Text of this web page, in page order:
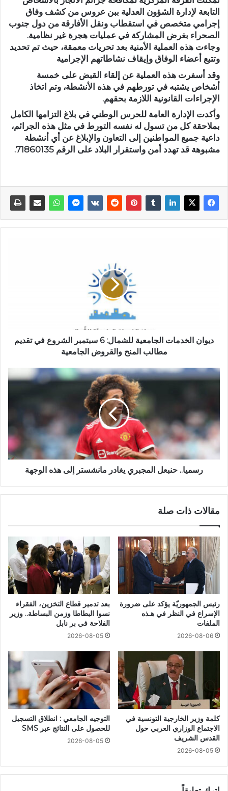
التابعة لإدارة الشؤون العدلية ببن عروس من كشف وفاق
إجرامي متخصص في استقطاب ونقل الأفارقة من دول جنوب
الصحراء بغرض المشاركة في عمليات هجرة غير نظامية.
وجاءت هذه العملية الأمنية بعد تحريات معمقة، حيث تم تحديد
وتتبع أعضاء الوفاق وإيقاف نشاطاتهم الإجرامية
وقد أسفرت هذه العملية عن إلقاء القبض على خمسة
أشخاص يشتبه في تورطهم في هذه الأنشطة، وتم اتخاذ
الإجراءات القانونية اللازمة بحقهم.
وأكدت الإدارة العامة للحرس الوطني في بلاغ التزامها الكامل
بملاحقة كل من تسول له نفسه التورط في مثل هذه الجرائم،
داعية جميع المواطنين إلى التعاون والإبلاغ عن أي أنشطة
مشبوهة قد تهدد أمن واستقرار البلاد على الرقم 71860135.
ديوان الخدمات الجامعية للشمال: 6 سبتمبر الشروع في تقديم
مطالب المنح والقروض الجامعية
رسميا.. حنبعل المجبري يغادر مانشستر إلى هذه الوجهة
مقالات ذات صلة
رئيس الجمهوريّة يؤكد على ضرورة
الإسراع في النظر في هـذه
الملفات
2026-08-06
بعد تدمير قطاع التخزين، الفقراء
نسوا البطاطا وزمن البساطة.. وزير
الفلاحة في بر نابل
2026-08-05
كلمة وزير الخارجية التونسية في
الاجتماع الوزاري العربي حول
القدس الشريف
2026-08-05
التوجيه الجامعي : انطلاق التسجيل
للحصول على النتائج عبر SMS
2026-08-05